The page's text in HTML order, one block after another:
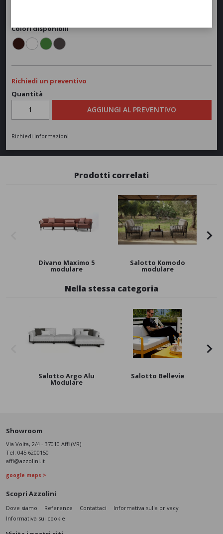
Colori disponibili
Richiedi un preventivo
Quantità
AGGIUNGI AL PREVENTIVO
Richiedi informazioni
Prodotti correlati
Divano Maximo 5
modulare
Salotto Komodo
modulare
Nella stessa categoria
Salotto Argo Alu
Modulare
Salotto Bellevie
Showroom
Via Volta, 2/4 - 37010 Affi (VR)
Tel: 045 6200150
affi@azzolini.it
google maps >
Scopri Azzolini
Dove siamo Referenze Contattaci
Informativa sulla privacy
Informativa sui cookie